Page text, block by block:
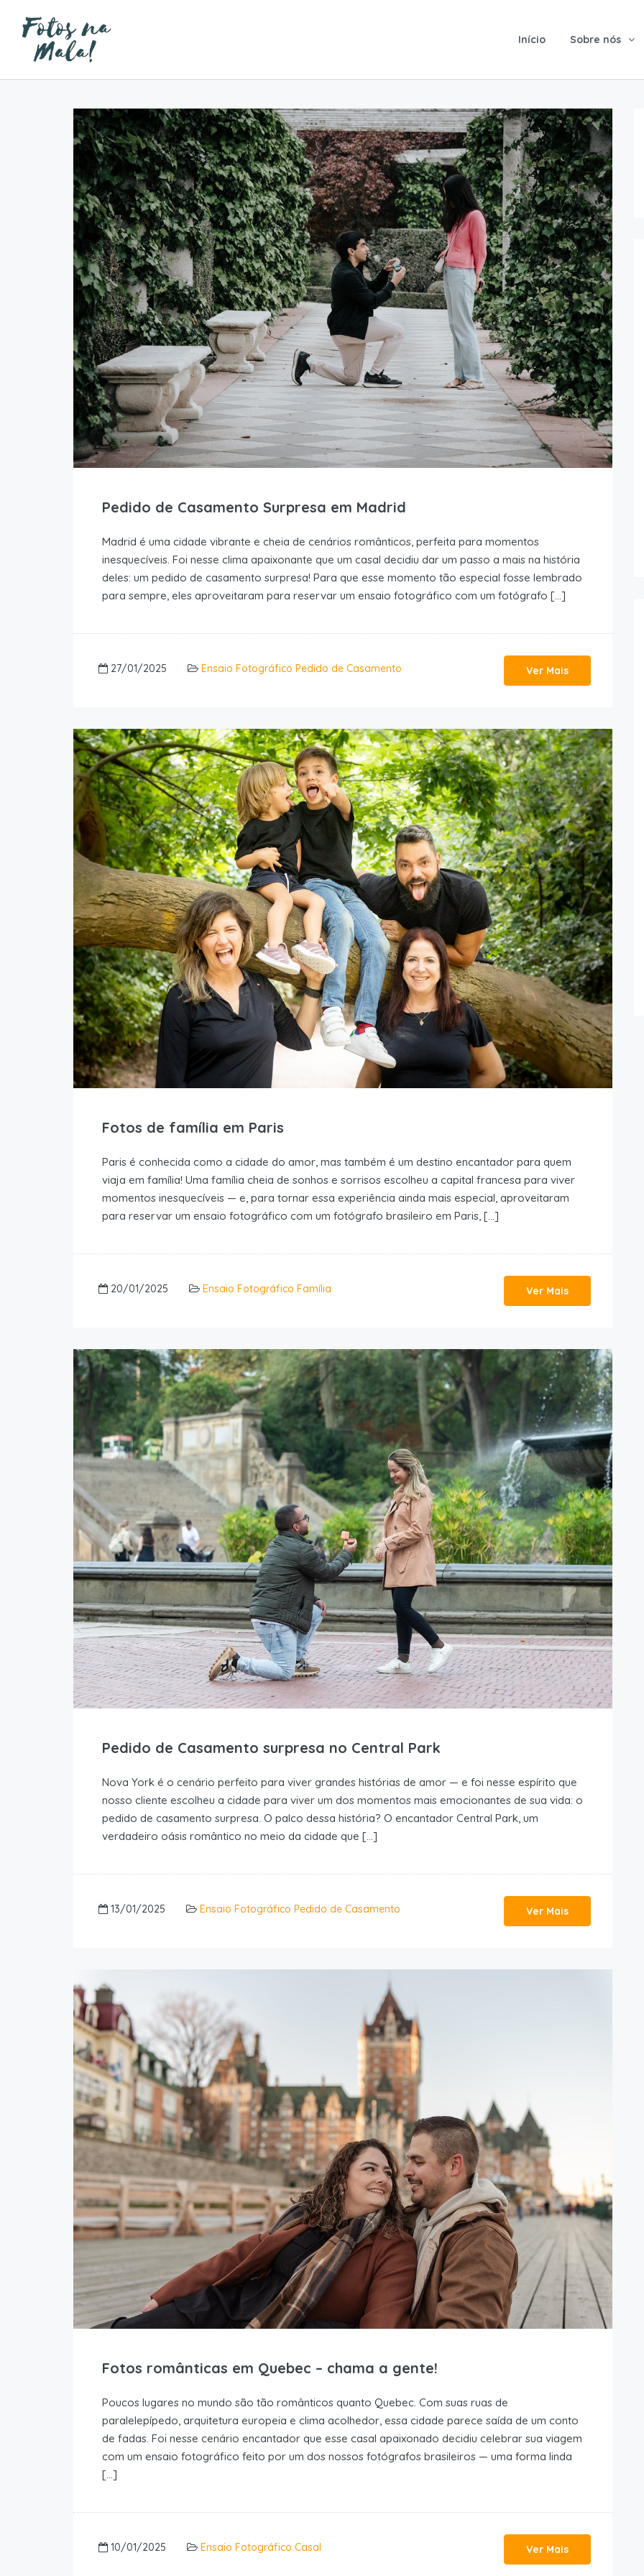
Início Sobre nós
Pedido de Casamento Surpresa em Madrid
Madrid é uma cidade vibrante e cheia de cenários românticos, perfeita para momentos
inesquecíveis. Foi nesse clima apaixonante que um casal decidiu dar um passo a mais na história
deles: um pedido de casamento surpresa! Para que esse momento tão especial fosse lembrado
para sempre, eles aproveitaram para reservar um ensaio fotográfico com um fotógrafo […]
27/01/2025 Ensaio Fotográfico Pedido de Casamento Ver Mais
Fotos de família em Paris
Paris é conhecida como a cidade do amor, mas também é um destino encantador para quem
viaja em família! Uma família cheia de sonhos e sorrisos escolheu a capital francesa para viver
momentos inesquecíveis — e, para tornar essa experiência ainda mais especial, aproveitaram
para reservar um ensaio fotográfico com um fotógrafo brasileiro em Paris, […]
20/01/2025 Ensaio Fotográfico Família Ver Mais
Pedido de Casamento surpresa no Central Park
Nova York é o cenário perfeito para viver grandes histórias de amor — e foi nesse espírito que
nosso cliente escolheu a cidade para viver um dos momentos mais emocionantes de sua vida: o
pedido de casamento surpresa. O palco dessa história? O encantador Central Park, um
verdadeiro oásis romântico no meio da cidade que […]
13/01/2025 Ensaio Fotográfico Pedido de Casamento Ver Mais
Fotos românticas em Quebec – chama a gente!
Poucos lugares no mundo são tão românticos quanto Quebec. Com suas ruas de
paralelepípedo, arquitetura europeia e clima acolhedor, essa cidade parece saída de um conto
de fadas. Foi nesse cenário encantador que esse casal apaixonado decidiu celebrar sua viagem
com um ensaio fotográfico feito por um dos nossos fotógrafos brasileiros — uma forma linda
[…]
10/01/2025 Ensaio Fotográfico Casal Ver Mais